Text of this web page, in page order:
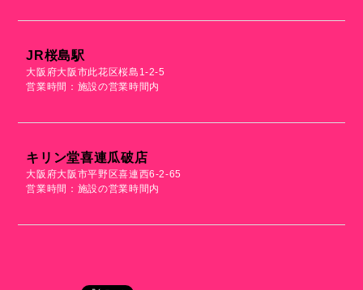
JR桜島駅
大阪府大阪市此花区桜島1-2-5
営業時間：施設の営業時間内
キリン堂喜連瓜破店
大阪府大阪市平野区喜連西6-2-65
営業時間：施設の営業時間内